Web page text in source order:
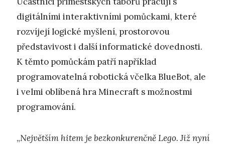
digitálními interaktivními pomůckami, které
rozvíjejí logické myšlení, prostorovou
představivost i další informatické dovednosti.
K těmto pomůckám patří například
programovatelná robotická včelka BlueBot, ale
i velmi oblíbená hra Minecraft s možnostmi
programování.
„Největším hitem je bezkonkurenčně Lego. Již nyní